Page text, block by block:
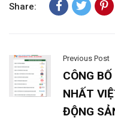
Share:
Previous Post
CÔNG
NHẤT
ĐỘNG